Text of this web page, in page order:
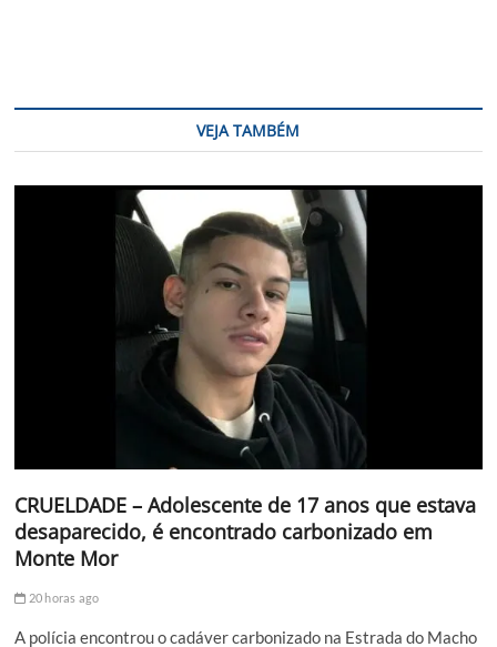
VEJA TAMBÉM
CRUELDADE – Adolescente de 17 anos que estava
desaparecido, é encontrado carbonizado em
Monte Mor
20 horas ago
A polícia encontrou o cadáver carbonizado na Estrada do Macho